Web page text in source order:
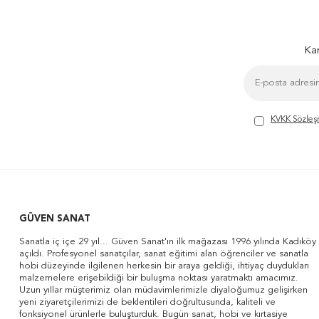
KVKK
GÜVEN SANAT
Sanatla iç içe 29 yıl... Güven Sanat'ın ilk mağazası 1996 yılında Kadıköy
açıldı. Profesyonel sanatçılar, sanat eğitimi alan öğrenciler ve sanatla
hobi düzeyinde ilgilenen herkesin bir araya geldiği, ihtiyaç duydukları
malzemelere erişebildiği bir buluşma noktası yaratmaktı amacımız.
Uzun yıllar müşterimiz olan müdavimlerimizle diyaloğumuz gelişirken
yeni ziyaretçilerimizi de beklentileri doğrultusunda, kaliteli ve
fonksiyonel ürünlerle buluşturduk. Bugün sanat, hobi ve kırtasiye